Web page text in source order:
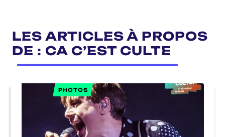
LES ARTICLES À PROPOS
DE : CA C’EST CULTE
PHOTOS